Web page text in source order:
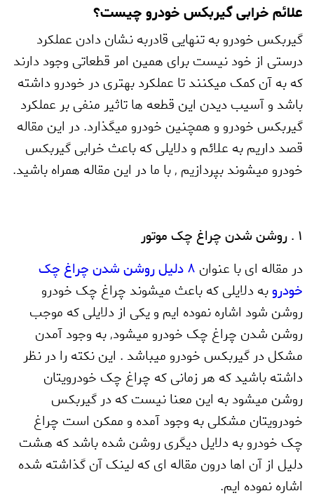
علائم خرابی گیربکس خودرو چیست؟
گیربکس خودرو به تنهایی قادربه نشان دادن عملکرد
درستی از خود نیست برای همین امر قطعاتی وجود دارند
که به آن کمک میکنند تا عملکرد بهتری در خودرو داشته
باشد و آسیب دیدن این قطعه ها تاثیر منفی بر عملکرد
گیربکس خودرو و همچنین خودرو میگذارد. در این مقاله
قصد داریم به علائم و دلایلی که باعث خرابی گیربکس
خودرو میشوند بپردازیم ,با ما در این مقاله همراه باشید.
1 . روشن شدن چراغ چک موتور
در مقاله ای با عنوان
8 دلیل روشن شدن چراغ چک
خودروبه دلایلی که باعث میشوند چراغ چک خودرو
روشن شود اشاره نموده ایم و یکی از دلایلی که موجب
روشن شدن چراغ چک خودرو میشود,به وجود آمدن
مشکل در گیربکس خودرو میباشد . این نکته را در نظر
داشته باشید که هر زمانی که چراغ چک خودرویتان
روشن میشود به این معنا نیست که در گیربکس
خودرویتان مشکلی به وجود آمده و ممکن است چراغ
چک خودرو به دلایل دیگری روشن شده باشد که هشت
دلیل از آن اها درون مقاله ای که لینک آن گذاشته شده
اشاره نموده ایم.